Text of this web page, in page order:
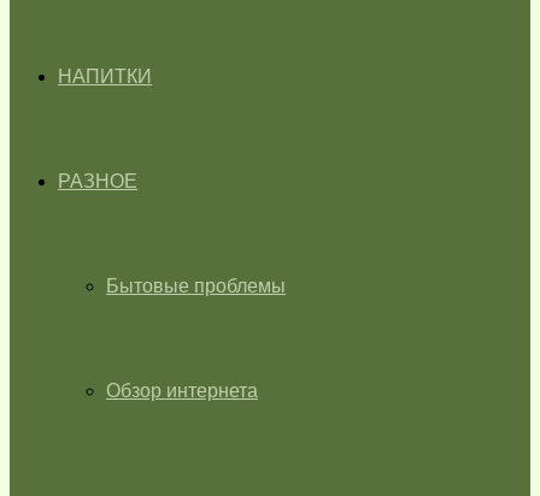
НАПИТКИ
РАЗНОЕ
Бытовые проблемы
Обзор интернета